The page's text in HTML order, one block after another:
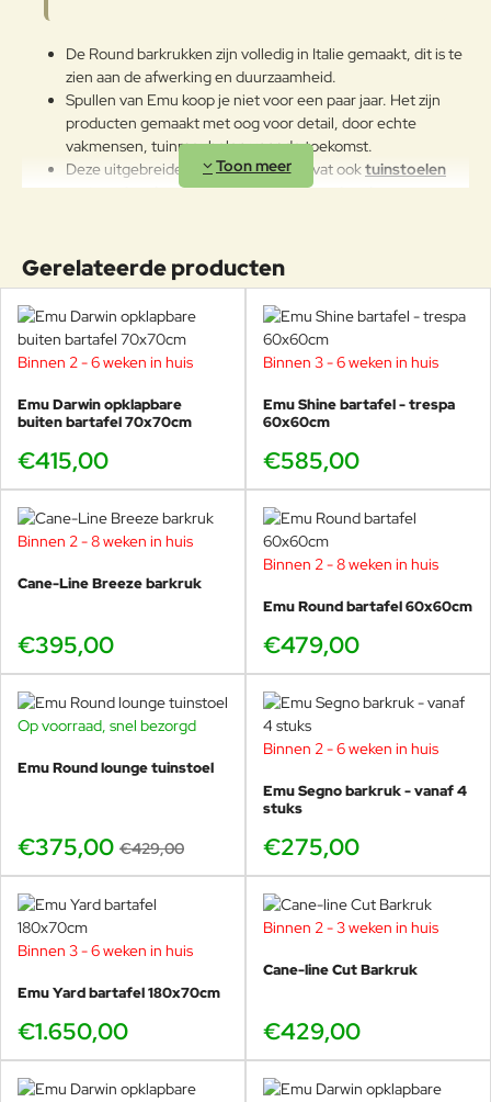
eigenschappen van de mooie
gekleurde polyestercoating
worden aangetast. We raden aan
om de producten wanneer ze
lange tijd niet gebruikt worden of
in de winter te reinigen en op een
beschermde plek op te bergen.
De Round barkrukken zijn volledig in Italie gemaakt, dit is te
zien aan de afwerking en duurzaamheid.
Spullen van Emu koop je niet voor een paar jaar. Het zijn
producten gemaakt met oog voor detail, door echte
vakmensen, tuinmeubelen voor de toekomst.
Deze uitgebreide Round collectie bevat ooktuinstoelen
met armleuningen,stoelen zonder armleuning,
De Round kruk is uiterst comfortabel, weerbestendig
en onderhoudsvrij.
Stapelbaar tot 4 stuks.
De Emu Round barkruk heeft een draagkracht van ruim
200kg.
Geschikt voor jarenlang intensief buitengebruik.
De Round serie is een zeer uitgebreide collectie,
zowel wat betreft het type gebruikte materialen
als het assortiment stoelen, tafels en ligbedden in de
serie. Bekijk en bestel deze tijdloze design
tuinmeubelen bij Veurst, dompel uzelf onder in
Italiaanse luxe!
DeEmu Round barkruk
is de barhoogte-uitvoering
binnen de elegante Round collectie. Deze barkruk
combineert het rustige, afgeronde design van de
Round stoelen met een comfortabele zithoogte voor
Ontworpen door Christophe Pillet en geproduceerd in
duurzaamheid en verrassend comfort.
De Round barkruk brengt dezelfde
rust als de stoel, maar dan op
barhoogte.
Gerelateerde producten
Binnen 2 - 6 weken in huis
Emu Darwin opklapbare
buiten bartafel 70x70cm
€415,00
Binnen 3 - 6 weken in huis
Emu Shine bartafel - trespa
60x60cm
€585,00
Binnen 2 - 8 weken in huis
Cane-Line Breeze barkruk
€395,00
Binnen 2 - 8 weken in huis
Emu Round bartafel 60x60cm
€479,00
-13%
Op voorraad, snel bezorgd
Emu Round lounge tuinstoel
€375,00 €429,00
Binnen 2 - 6 weken in huis
Emu Segno barkruk - vanaf 4
stuks
€275,00
Binnen 3 - 6 weken in huis
Emu Yard bartafel 180x70cm
€1.650,00
Binnen 2 - 3 weken in huis
Cane-line Cut Barkruk
€429,00